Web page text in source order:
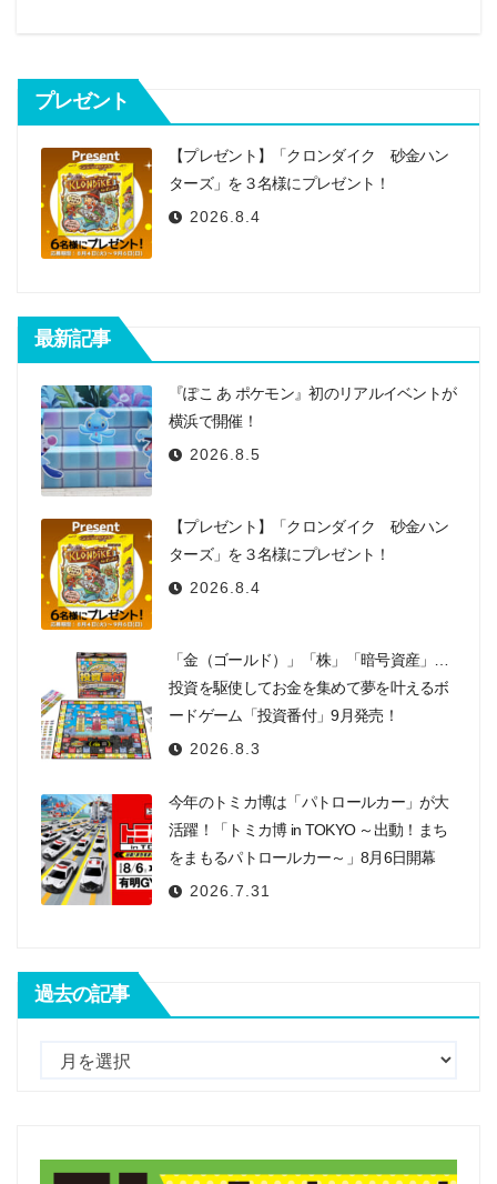
シ
ョ
ン
プレゼント
【プレゼント】「クロンダイク 砂金ハン
ターズ」を３名様にプレゼント！
2026.8.4
最新記事
『ぽこ あ ポケモン』初のリアルイベントが
横浜で開催！
2026.8.5
【プレゼント】「クロンダイク 砂金ハン
ターズ」を３名様にプレゼント！
2026.8.4
「金（ゴールド）」「株」「暗号資産」…
投資を駆使してお金を集めて夢を叶えるボ
ードゲーム「投資番付」9月発売！
2026.8.3
今年のトミカ博は「パトロールカー」が大
活躍！「トミカ博 in TOKYO ～出動！まち
をまもるパトロールカー～」8月6日開幕
2026.7.31
過去の記事
記